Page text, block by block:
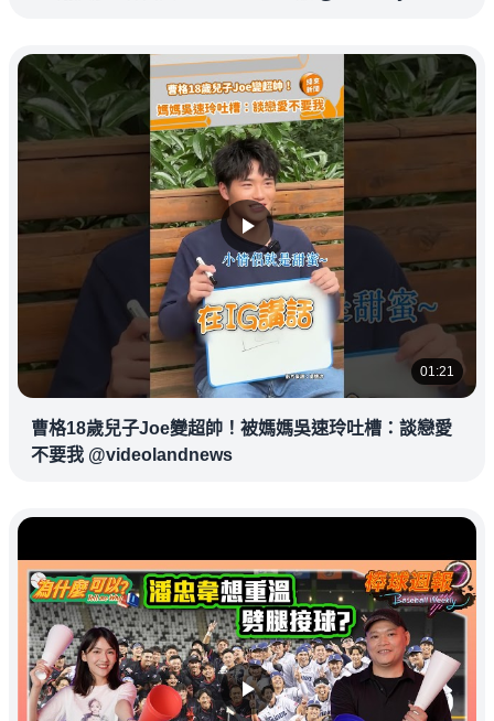
01:21
曹格18歲兒子Joe變超帥！被媽媽吳速玲吐槽：談戀愛
不要我 @videolandnews